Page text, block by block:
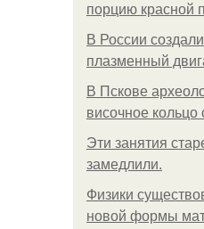
порцию красной
В России
плазменный
В Пскове
височное
Эти занятия
замедлили.
Физики
новой формы